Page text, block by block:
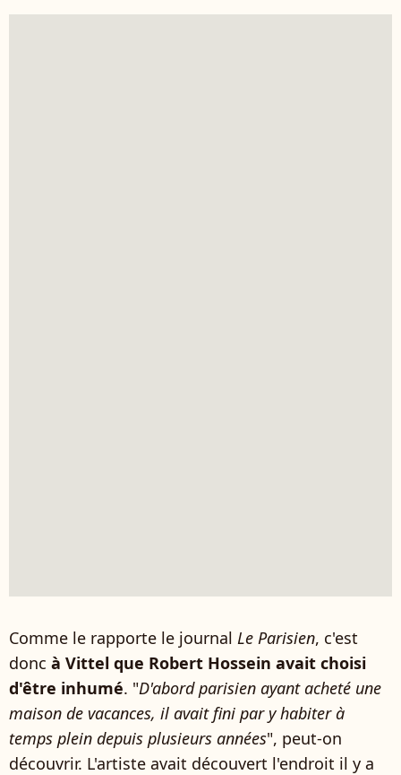
Comme le rapporte le journal Le Parisien, c'est
donc à Vittel que Robert Hossein avait choisi
d'être inhumé. "D'abord parisien ayant acheté une
maison de vacances, il avait fini par y habiter à
temps plein depuis plusieurs années", peut-on
découvrir. L'artiste avait découvert l'endroit il y a